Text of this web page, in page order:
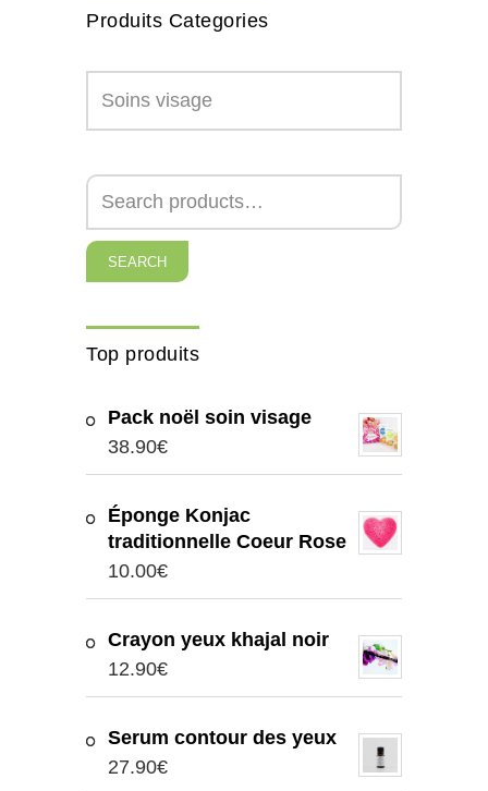
Produits Categories
SEARCH
Top produits
Pack noël soin visage
38.90€
Éponge Konjac
traditionnelle Coeur Rose
10.00€
Crayon yeux khajal noir
12.90€
Serum contour des yeux
27.90€